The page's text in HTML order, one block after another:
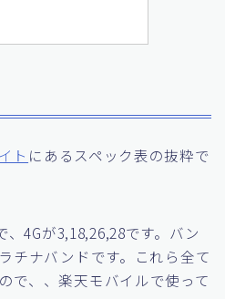
ト にあるスペック表の抜粋で
4Gが3,18,26,28です。バン
チナバンドです。これら全て
で、、楽天モバイルで使って